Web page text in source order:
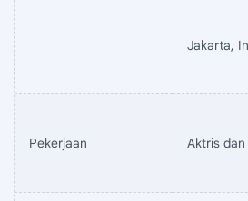
Jakarta,
Pekerjaan Aktris